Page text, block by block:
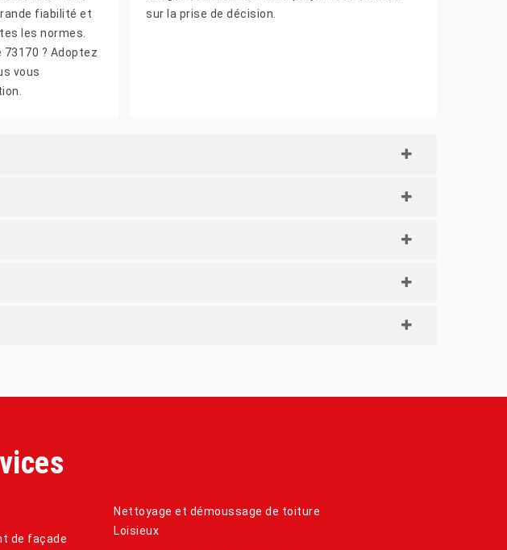
fiabilité et
les normes.
73170 ? Adoptez
vous
sur la prise de décision.
de façade
Nettoyage et démoussage de toiture
Loisieux